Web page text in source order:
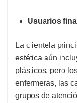
Usuarios
La clientela
estética aún
plásticos, pero
enfermeras, las
grupos de